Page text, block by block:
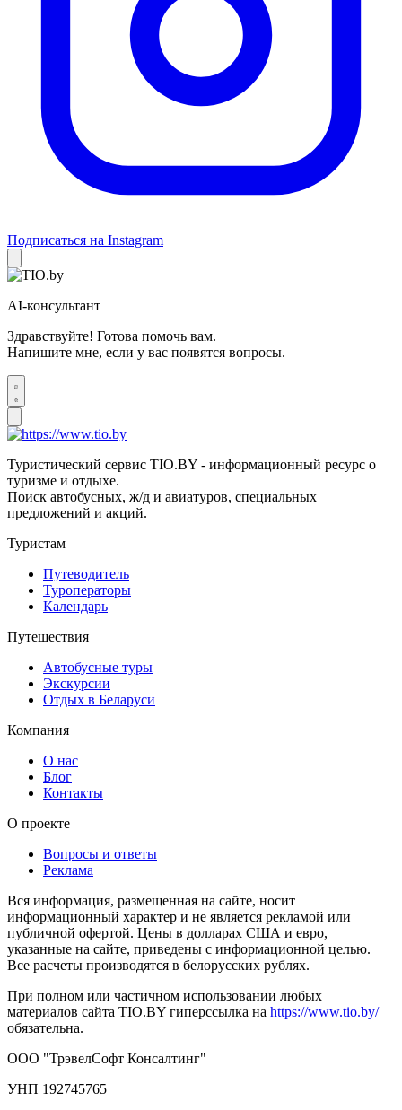
Подписаться на Instagram
AI-консультант
Здравствуйте! Готова помочь вам.
Напишите мне, если у вас появятся вопросы.
Туристический сервис TIO.BY - информационный ресурс о
туризме и отдыхе.
Поиск автобусных, ж/д и авиатуров, специальных
предложений и акций.
Туристам
Путеводитель
Туроператоры
Календарь
Путешествия
Автобусные туры
Экскурсии
Отдых в Беларуси
Компания
О нас
Блог
Контакты
О проекте
Вопросы и ответы
Реклама
Вся информация, размещенная на сайте, носит
информационный характер и не является рекламой или
публичной офертой. Цены в долларах США и евро,
указанные на сайте, приведены с информационной целью.
Все расчеты производятся в белорусских рублях.
При полном или частичном использовании любых
материалов сайта TIO.BY гиперссылка на https://www.tio.by/
обязательна.
ООО "ТрэвелСофт Консалтинг"
УНП 192745765